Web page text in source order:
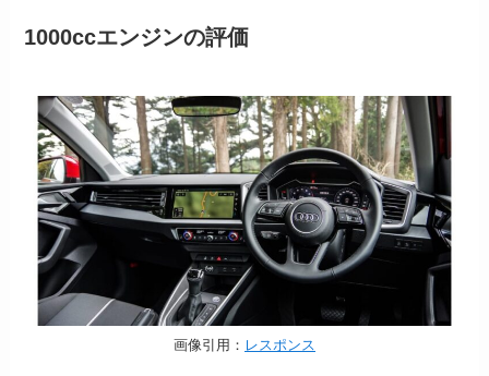
1000ccエンジンの評価
画像引用： レスポンス